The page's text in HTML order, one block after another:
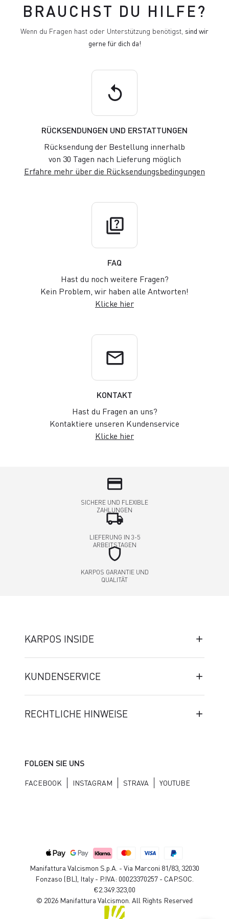
BRAUCHST DU HILFE?
Wenn du Fragen hast oder Unterstützung benötigst, sind wir
gerne für dich da!
replay
RÜCKSENDUNGEN UND ERSTATTUNGEN
Rücksendung der Bestellung innerhalb
von 30 Tagen nach Lieferung möglich
Erfahre mehr über die Rücksendungsbedingungen
quiz
FAQ
Hast du noch weitere Fragen?
Kein Problem, wir haben alle Antworten!
Klicke hier
email
KONTAKT
Hast du Fragen an uns?
Kontaktiere unseren Kundenservice
Klicke hier
credit_card
SICHERE UND FLEXIBLE
ZAHLUNGEN
local_shipping
LIEFERUNG IN 3-5
ARBEITSTAGEN
shield
KARPOS GARANTIE UND
QUALITÄT
KARPOS INSIDE
KUNDENSERVICE
RECHTLICHE HINWEISE
FOLGEN SIE UNS
FACEBOOK INSTAGRAM STRAVA YOUTUBE
Manifattura Valcismon S.p.A. - Via Marconi 81/83, 32030
Fonzaso (BL), Italy - P.IVA: 00023370257 - CAP.SOC.
€2.349.323,00
© 2026 Manifattura Valcismon. All Rights Reserved